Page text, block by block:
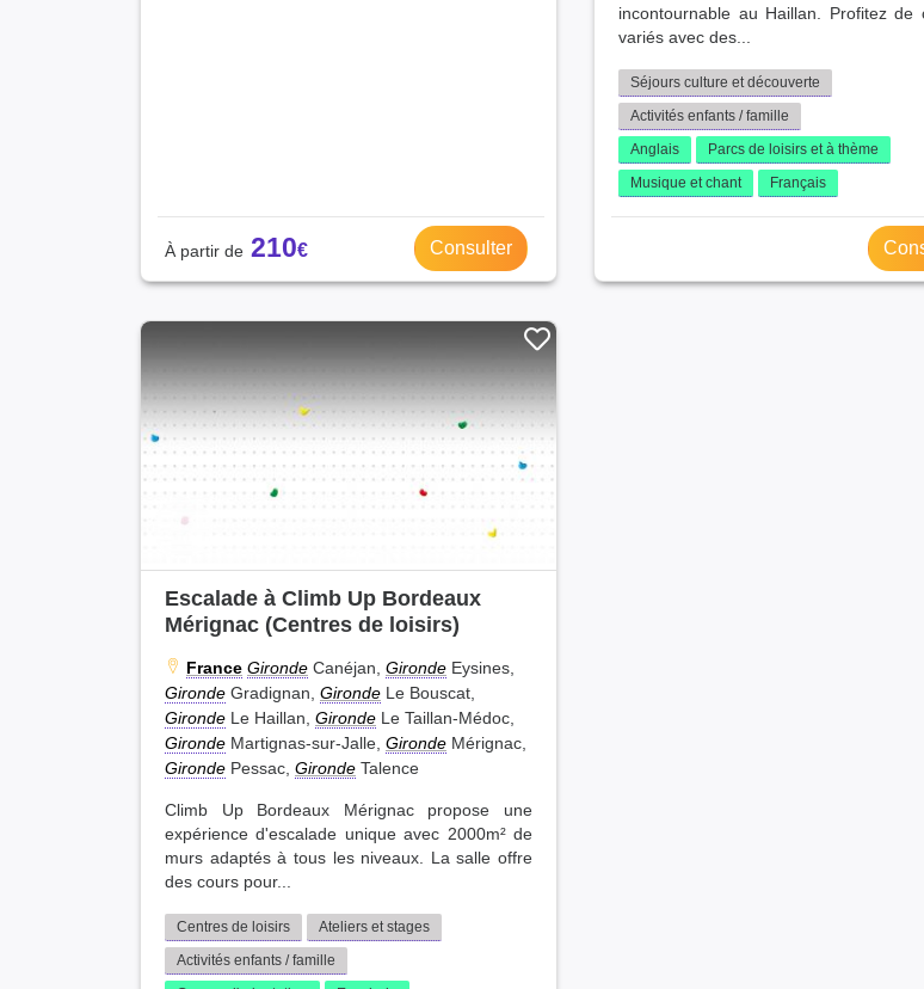
Nièvre (10)
Ardennes (9)
Yonne (9)
Haute-
Pyrénées-
Alpes-de-Haute-Provence (8)
Haute-
Haute-Loire (7)
Savoie (7)
Aude (7)
Eure-et-
Cantal (6)
Creuse (5)
Corse-du-Sud (4)
Gers (3)
Haute-Corse (3)
Mayotte (1)
210 Consulter
incontournable au Haillan. Profitez de
variés avec des...
Séjours culture et découverte
Activités enfants / famille
Anglais
Parcs de loisirs et à thème
Musique et chant
Français
Escalade à Climb Up Bordeaux
Mérignac (Centres de loisirs)
France Gironde Canéjan, Gironde Eysines,
Gironde Gradignan, Gironde Le Bouscat,
Gironde Le Haillan, Gironde Le Taillan-Médoc,
Gironde Martignas-sur-Jalle, Gironde Mérignac,
Gironde Pessac, Gironde Talence
Climb Up Bordeaux Mérignac propose une
expérience d'escalade unique avec 2000m² de
murs adaptés à tous les niveaux. La salle offre
des cours pour...
Centres de loisirs
Ateliers et stages
Activités enfants / famille